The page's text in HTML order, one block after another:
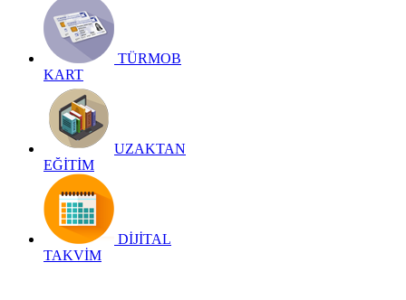
TÜRMOB
KART
UZAKTAN
EĞİTİM
DİJİTAL
TAKVİM